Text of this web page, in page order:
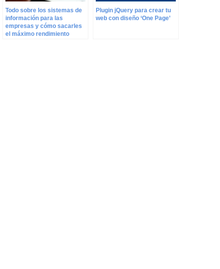
Todo sobre los sistemas de
información para las
empresas y cómo sacarles
el máximo rendimiento
Plugin jQuery para crear tu
web con diseño ‘One Page’